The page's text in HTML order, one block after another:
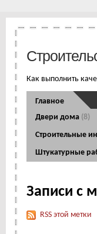
Как выполнить
Главное
Двери дома (8)
Строительные
Штукатурные
Записи с
RSS этой метки